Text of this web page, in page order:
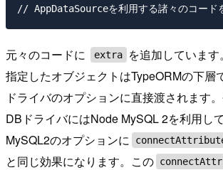
元々のコードに extra を追加していま
指定したオブジェクトはTypeORMの下層
ドライバのオプションに直接渡されます
DBドライバにはNode MySQL 2を利用し
MySQL2のオプションに
と同じ効果になります。この